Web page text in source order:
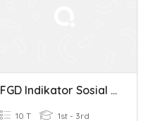
FGD Indikator Sosial Kependudukan
10 T 1st - 3rd